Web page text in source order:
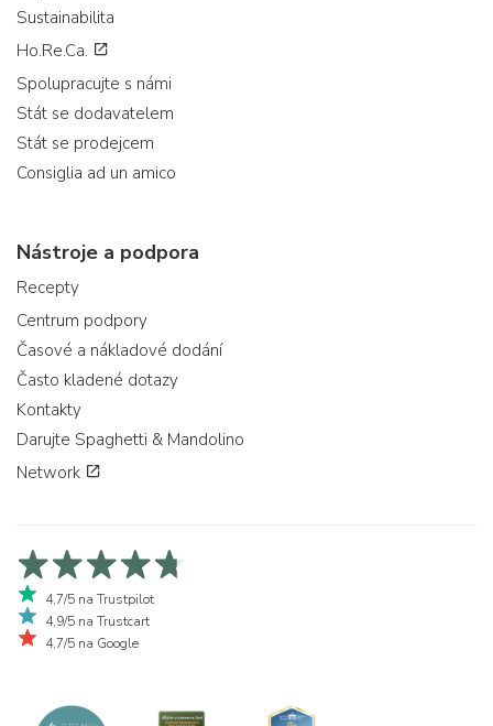
Sustainabilita
Ho.Re.Ca.
Spolupracujte s námi
Stát se dodavatelem
Stát se prodejcem
Consiglia ad un amico
Nástroje a podpora
Recepty
Centrum podpory
Časové a nákladové dodání
Často kladené dotazy
Kontakty
Darujte Spaghetti & Mandolino
Network
4,7/5 na Trustpilot
4,9/5 na Trustcart
4,7/5 na Google